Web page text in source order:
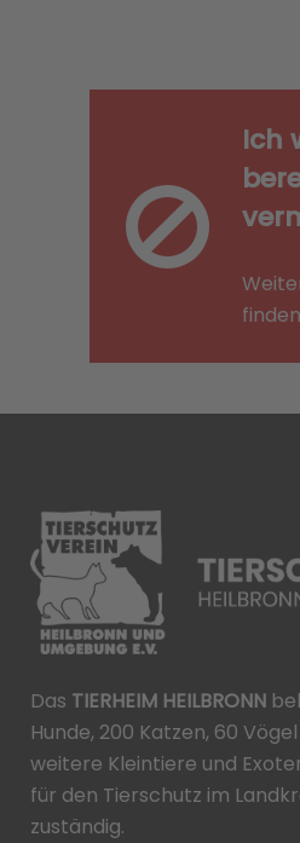
Ich
Das TIERHEIM HEILBRONN
Hunde, 200 Katzen, 60
weitere Kleintiere und
für den Tierschutz im
zuständig.